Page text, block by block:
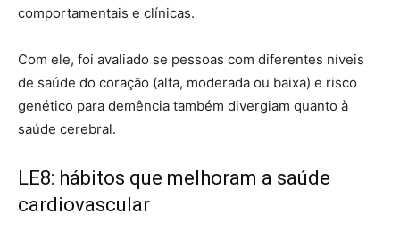
comportamentais e clínicas.
Com ele, foi avaliado se pessoas com diferentes níveis
de saúde do coração (alta, moderada ou baixa) e risco
genético para demência também divergiam quanto à
saúde cerebral.
LE8: hábitos que melhoram a saúde
cardiovascular